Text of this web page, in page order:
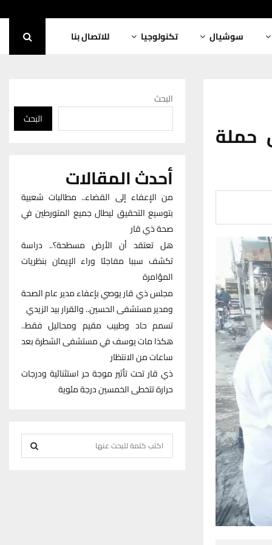
سوشيال تكنولوجيا للاتصال بنا
حملة
البحث
البحث
أحدث المقالات
من الإعفاء إلى القضاء.. مطالبات شعبية
بتوسيع التحقيق ليطال جميع المتورطين في
صحة ذي قار
هل تعتقد أن الأرض مسطحة؟.. دراسة
تكشف سببا مفاجئا وراء الإيمان بنظريات
المؤامرة
مجلس ذي قار يوصي بإعفاء مدير عام الصحة
ومدير مستشفى الحسين.. والقرار بيد الزيدي
تسمم حاد وطبيب مقيم ومحاليل فقط..
هكذا مات يوسف في مستشفى الشطرة بعد
ساعات من الانتظار
ذي قار تحت تأثير موجة حر استثنائية ودرجات
حرارة تتخطى الخمسين درجة مئوية
e